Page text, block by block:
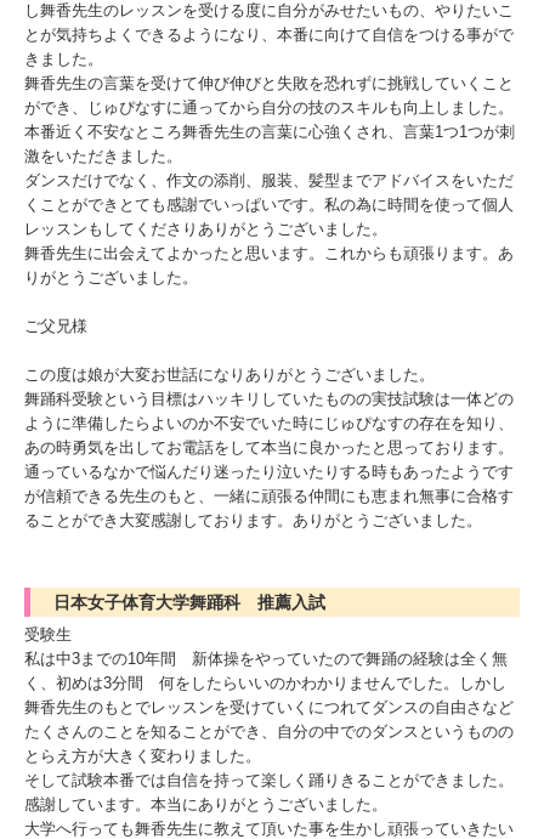
し舞香先生のレッスンを受ける度に自分がみせたいもの、やりたいこ
とが気持ちよくできるようになり、本番に向けて自信をつける事がで
きました。
舞香先生の言葉を受けて伸び伸びと失敗を恐れずに挑戦していくこと
ができ、じゅぴなすに通ってから自分の技のスキルも向上しました。
本番近く不安なところ舞香先生の言葉に心強くされ、言葉1つ1つが刺
激をいただきました。
ダンスだけでなく、作文の添削、服装、髪型までアドバイスをいただ
くことができとても感謝でいっぱいです。私の為に時間を使って個人
レッスンもしてくださりありがとうございました。
舞香先生に出会えてよかったと思います。これからも頑張ります。あ
りがとうございました。
ご父兄様
この度は娘が大変お世話になりありがとうございました。
舞踊科受験という目標はハッキリしていたものの実技試験は一体どの
ように準備したらよいのか不安でいた時にじゅぴなすの存在を知り、
あの時勇気を出してお電話をして本当に良かったと思っております。
通っているなかで悩んだり迷ったり泣いたりする時もあったようです
が信頼できる先生のもと、一緒に頑張る仲間にも恵まれ無事に合格す
ることができ大変感謝しております。ありがとうございました。
日本女子体育大学舞踊科 推薦入試
受験生
私は中3までの10年間 新体操をやっていたので舞踊の経験は全く無
く、初めは3分間 何をしたらいいのかわかりませんでした。しかし
舞香先生のもとでレッスンを受けていくにつれてダンスの自由さなど
たくさんのことを知ることができ、自分の中でのダンスというものの
とらえ方が大きく変わりました。
そして試験本番では自信を持って楽しく踊りきることができました。
感謝しています。本当にありがとうございました。
大学へ行っても舞香先生に教えて頂いた事を生かし頑張っていきたい